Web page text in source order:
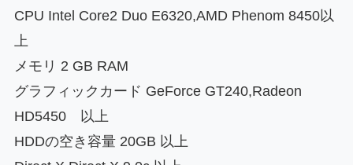
CPU Intel Core2 Duo E6320,AMD Phenom 8450以
上
メモリ 2 GB RAM
グラフィックカード GeForce GT240,Radeon
HD5450 以上
HDDの空き容量 20GB 以上